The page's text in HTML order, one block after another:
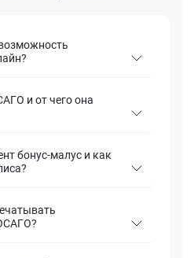
и от чего она
бонус-малус и как